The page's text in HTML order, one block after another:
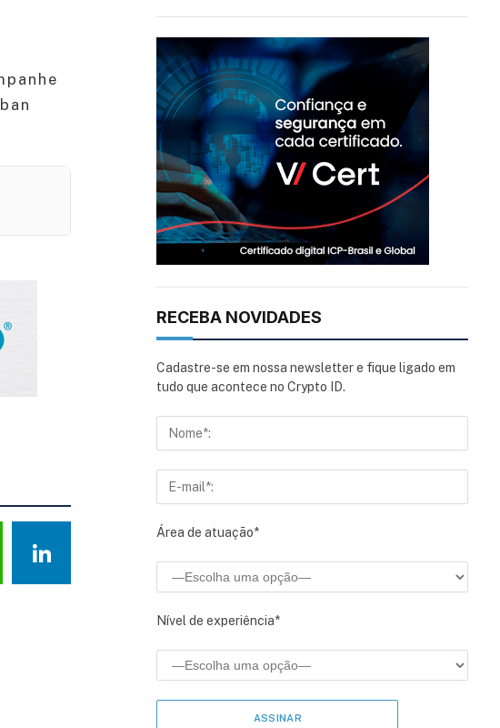
WhatsApp
LinkedIn
RECEBA NOVIDADES
Cadastre-se em nossa newsletter e fique ligado em
tudo que acontece no Crypto ID.
Área de atuação*
Nível de experiência*